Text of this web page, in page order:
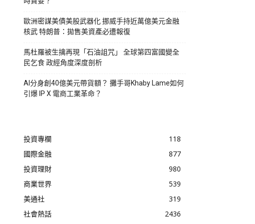
歐洲密謀美債美股武器化 挪威手持近萬億美元金融
核武 特朗普：拋售美資產必遭報復
馬杜羅被生擒再現「石油詛咒」 全球第四富國變全
民乞食 政經角度深度剖析
AI分身創40億美元帶貨額？ 攤手哥Khaby Lame如何
引爆 IP X 電商工業革命？
投資專欄
118
國際金融
877
投資理財
980
商業世界
539
美通社
319
社會熱話
2436